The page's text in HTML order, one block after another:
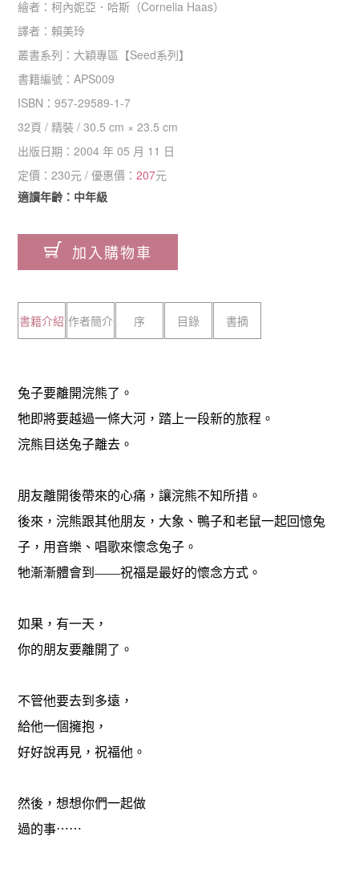
繪者：柯內妮亞．哈斯（Cornelia Haas）
譯者：賴美玲
叢書系列： 大穎專區 【Seed系列】
書籍編號：APS009
ISBN：957-29589-1-7
32頁 /精裝 /30.5 cm × 23.5 cm
出版日期：2004 年 05 月 11 日
定價：230元 / 優惠價：207元
適讀年齡：中年級
加入購物車
書籍介紹 作者簡介 序 目錄 書摘
兔子要離開浣熊了。
牠即將要越過一條大河，踏上一段新的旅程。
浣熊目送兔子離去。
朋友離開後帶來的心痛，讓浣熊不知所措。
後來，浣熊跟其他朋友，大象、鴨子和老鼠一起回憶兔
子，用音樂、唱歌來懷念兔子。
牠漸漸體會到——祝福是最好的懷念方式。
如果，有一天，
你的朋友要離開了。
不管他要去到多遠，
給他一個擁抱，
好好說再見，祝福他。
然後，想想你們一起做
過的事⋯⋯